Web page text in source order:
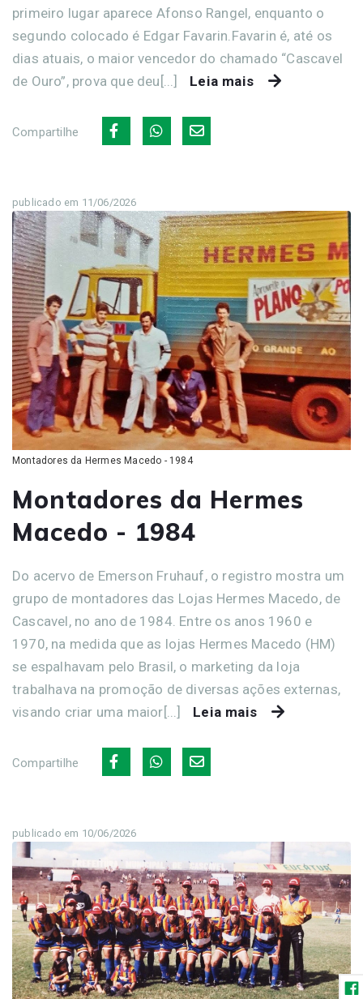
primeiro lugar aparece Afonso Rangel, enquanto o
segundo colocado é Edgar Favarin.Favarin é, até os
dias atuais, o maior vencedor do chamado “Cascavel
de Ouro”, prova que deu[...]
Leia mais
Compartilhe
publicado em 11/06/2026
Montadores da Hermes Macedo - 1984
Montadores da Hermes
Macedo - 1984
Do acervo de Emerson Fruhauf, o registro mostra um
grupo de montadores das Lojas Hermes Macedo, de
Cascavel, no ano de 1984. Entre os anos 1960 e
1970, na medida que as lojas Hermes Macedo (HM)
se espalhavam pelo Brasil, o marketing da loja
trabalhava na promoção de diversas ações externas,
visando criar uma maior[...]
Leia mais
Compartilhe
publicado em 10/06/2026